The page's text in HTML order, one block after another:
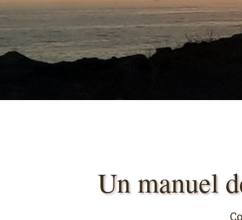
Un manuel